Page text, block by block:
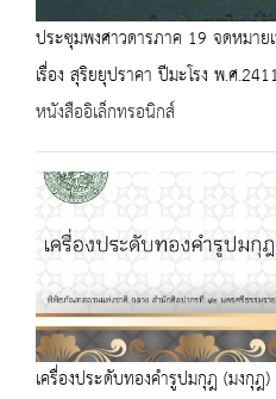
ประชุมพงศาวดารภาค 19 จดหมา
เรื่อง สุริยยุปราคา ปีมะโรง พ.ศ.2411
หนังสืออิเล็กทรอนิกส์
เครื่องประดับทองคำรูปมกุฎ (มงกุฎ)